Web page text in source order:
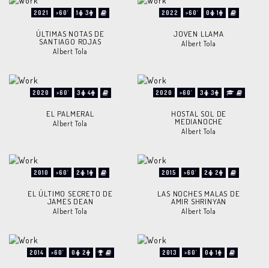
2021 >60' 1 3
ÚLTIMAS NOTAS DE
SANTIAGO ROJAS
Albert Tola
2022 >60' 0 1
JOVEN LLAMA
Albert Tola
2020 >60' 3 4
EL PALMERAL
Albert Tola
2020 >60' 3 3
HOSTAL SOL DE
MEDIANOCHE
Albert Tola
2010 >60' 2 1
EL ÚLTIMO SECRETO DE
JAMES DEAN
Albert Tola
2015 >60' 2 2
LAS NOCHES MALAS DE
AMIR SHRINYAN
Albert Tola
2014 >60' 0 2 2013 >60' 0 1